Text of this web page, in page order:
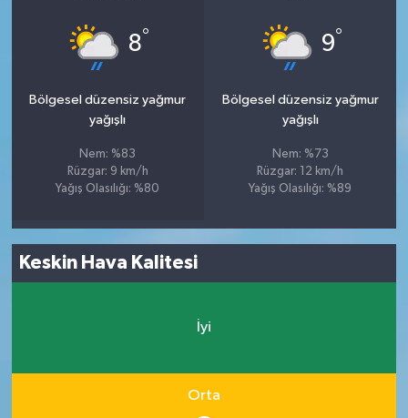
8°
Bölgesel düzensiz yağmur
yağışlı
Nem: %83
Rüzgar: 9 km/h
Yağış Olasılığı: %80
9°
Bölgesel düzensiz yağmur
yağışlı
Nem: %73
Rüzgar: 12 km/h
Yağış Olasılığı: %89
Keskin Hava Kalitesi
İyi
Orta